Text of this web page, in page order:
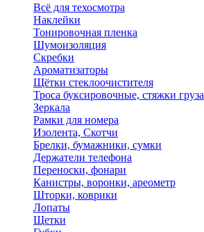
Всё для техосмотра
Наклейки
Тонировочная пленка
Шумоизоляция
Скребки
Ароматизаторы
Щётки стеклоочистителя
Троса буксировочные, стяжки груза
Зеркала
Рамки для номера
Изолента, Скотчи
Брелки, бумажники, сумки
Держатели телефона
Переноски, фонари
Канистры, воронки, ареометр
Шторки, коврики
Лопаты
Щетки